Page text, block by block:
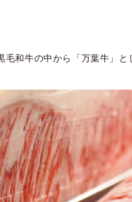
毛和牛の中から「万葉牛」